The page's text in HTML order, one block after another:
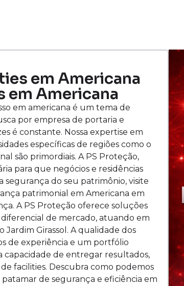
em Americana
em Americana
em americana é um tema de
por empresa de portaria e
é constante. Nossa expertise em
específicas de regiões como o
são primordiais. A PS Proteção,
para que negócios e residências
segurança do seu patrimônio, visite
patrimonial em Americana em
A PS Proteção oferece soluções
de mercado, atuando em
Jardim Girassol. A qualidade dos
de experiência e um portfólio
capacidade de entregar resultados,
facilities. Descubra como podemos
de segurança e eficiência em